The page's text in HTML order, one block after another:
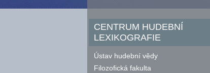
CENTRUM HUDEBNÍ
LEXIKOGRAFIE
Ústav hudební vědy
Filozofická fakulta